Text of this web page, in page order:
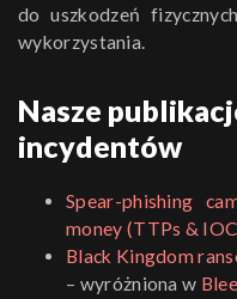
do uszkodzeń
wykorzystania.
Nasze
incydentów
Spear-phishing
money (TTPs &
Black Kingdom
– wyróżniona w